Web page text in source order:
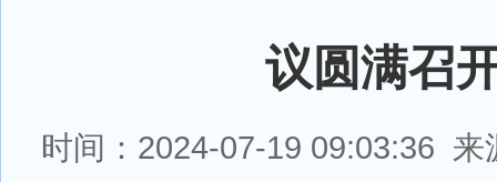
议圆满召
时间：2024-07-19 09:03:36